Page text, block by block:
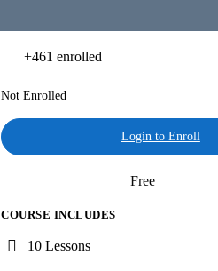
+461enrolled
Not Enrolled
Login to Enroll
Free
COURSE INCLUDES
10 Lessons